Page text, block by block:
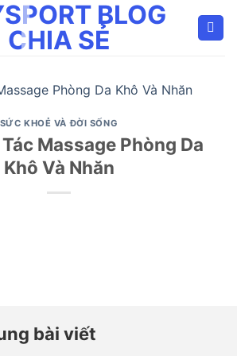
BLOG
CHIA SẺ
SỨC KHOẺ VÀ ĐỜI SỐNG
Massage Phòng Da
Khô Và Nhăn
bài viết